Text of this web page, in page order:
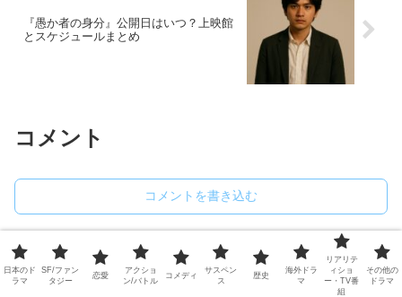
『愚か者の身分』公開日はいつ？上映館
とスケジュールまとめ
コメント
コメントを書き込む
ホーム 歴史
ある日、お姫様になってしまった件に
ついて
日本のド
ラマ
SF/ファン
タジー
恋愛
アクショ
ン/バトル
コメディ
サスペン
ス
歴史
海外ドラ
マ
リアリテ
ィショ
ー・TV番
組
その他の
ドラマ